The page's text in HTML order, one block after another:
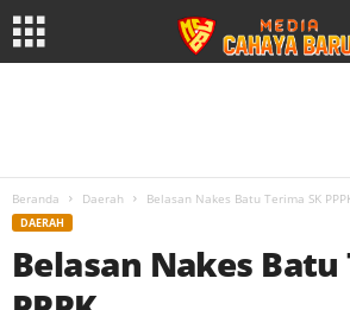
Beranda Daerah Belasan Nakes Batu Terima SK
DAERAH
Belasan Nakes Batu